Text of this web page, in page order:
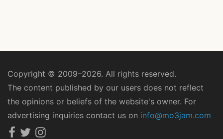
Copyright © 2009–2026. All rights reserved.
The content published by our users does not reflect
the opinions or beliefs of the website's owner. For
advertising inquiries contact us on info@mo3jam.com